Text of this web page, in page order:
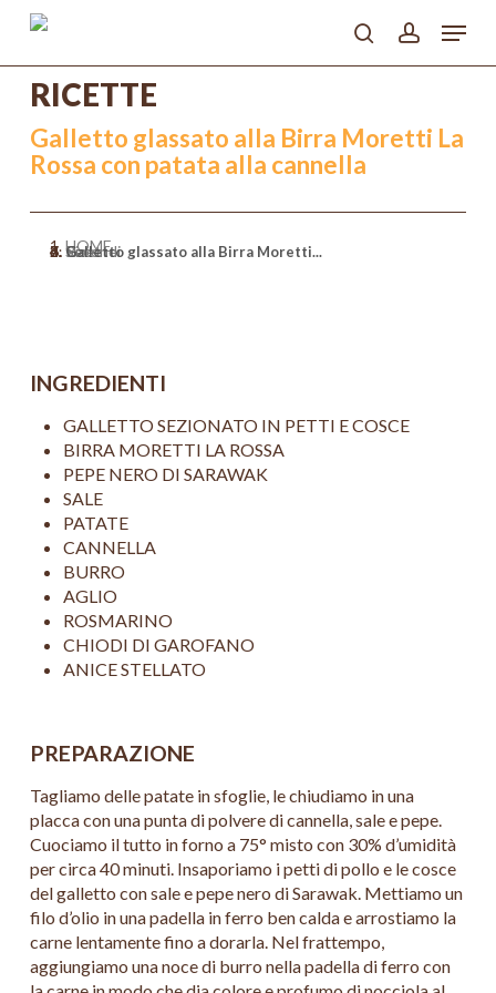
Skip
content
searchaccount
Menu
RICETTE
Galletto glassato alla Birra Moretti La
Rossa con patata alla cannella
HOME
>
Ricette
>
Secondi
>
Galletto glassato alla Birra Moretti...
INGREDIENTI
GALLETTO SEZIONATO IN PETTI E COSCE
BIRRA MORETTI LA ROSSA
PEPE NERO DI SARAWAK
SALE
PATATE
CANNELLA
BURRO
AGLIO
ROSMARINO
CHIODI DI GAROFANO
ANICE STELLATO
PREPARAZIONE
Tagliamo delle patate in sfoglie, le chiudiamo in una
placca con una punta di polvere di cannella, sale e pepe.
Cuociamo il tutto in forno a 75° misto con 30% d’umidità
per circa 40 minuti. Insaporiamo i petti di pollo e le cosce
del galletto con sale e pepe nero di Sarawak. Mettiamo un
filo d’olio in una padella in ferro ben calda e arrostiamo la
carne lentamente fino a dorarla. Nel frattempo,
aggiungiamo una noce di burro nella padella di ferro con
Close